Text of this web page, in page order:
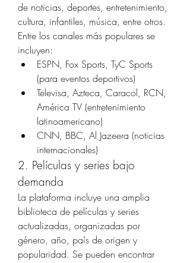
de noticias, deportes, entretenimiento,
cultura, infantiles, música, entre otros.
Entre los canales más populares se
incluyen:
ESPN, Fox Sports, TyC Sports
(para eventos deportivos)
Televisa, Azteca, Caracol, RCN,
América TV (entretenimiento
latinoamericano)
CNN, BBC, Al Jazeera (noticias
internacionales)
2. Películas y series bajo
demanda
La plataforma incluye una amplia
biblioteca de películas y series
actualizadas, organizadas por
género, año, país de origen y
popularidad. Se pueden encontrar